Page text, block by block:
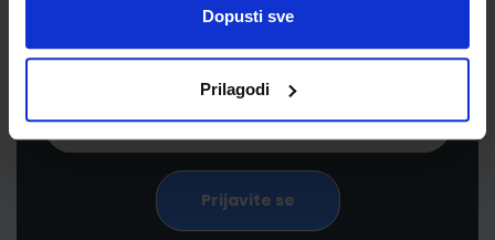
Dopusti sve
Prilagodi
Prijavite se kako bi primali informacije o novim
pogodnostima